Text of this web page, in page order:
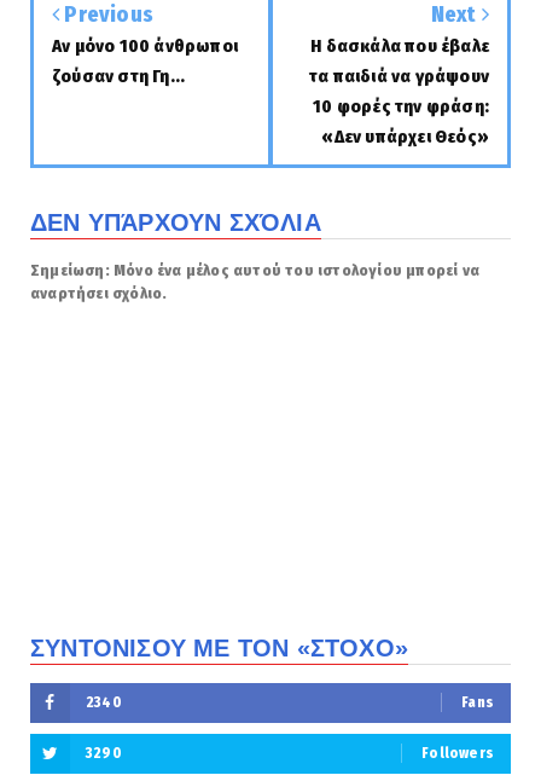
Previous
Αν μόνο 100 άνθρωποι
ζούσαν στη Γη...
Next
Η δασκάλα που έβαλε
τα παιδιά να γράψουν
10 φορές την φράση:
«Δεν υπάρχει Θεός»
ΔΕΝ ΥΠΆΡΧΟΥΝ ΣΧΌΛΙΑ
Σημείωση: Μόνο ένα μέλος αυτού του ιστολογίου μπορεί να
αναρτήσει σχόλιο.
ΣΥΝΤΟΝΙΣΟΥ ΜΕ ΤΟΝ «ΣΤΟΧΟ»
2340 Fans
3290 Followers